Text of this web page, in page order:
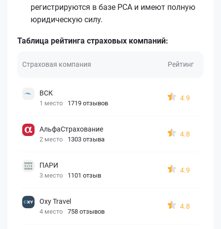
регистрируются в базе РСА и имеют полную
юридическую силу.
Таблица рейтинга страховых компаний:
Страховая компания Рейтинг
ВСК
1 место 1719 отзывов
4.9
АльфаСтрахование
2 место 1303 отзыва
4.8
ПАРИ
3 место 1101 отзыв
4.9
Oxy Travel
4 место 758 отзывов
4.8